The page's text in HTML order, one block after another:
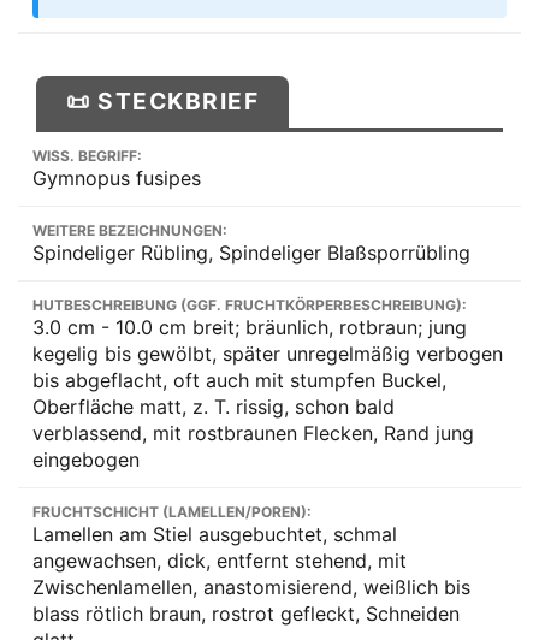
📜 STECKBRIEF
WISS. BEGRIFF:
Gymnopus fusipes
WEITERE BEZEICHNUNGEN:
Spindeliger Rübling, Spindeliger Blaßsporrübling
HUTBESCHREIBUNG (GGF. FRUCHTKÖRPERBESCHREIBUNG):
3.0 cm - 10.0 cm breit; bräunlich, rotbraun; jung
kegelig bis gewölbt, später unregelmäßig verbogen
bis abgeflacht, oft auch mit stumpfen Buckel,
Oberfläche matt, z. T. rissig, schon bald
verblassend, mit rostbraunen Flecken, Rand jung
eingebogen
FRUCHTSCHICHT (LAMELLEN/POREN):
Lamellen am Stiel ausgebuchtet, schmal
angewachsen, dick, entfernt stehend, mit
Zwischenlamellen, anastomisierend, weißlich bis
blass rötlich braun, rostrot gefleckt, Schneiden